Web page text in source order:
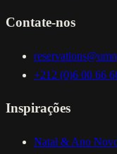
Contate-nos
+212 (0)6 00 66
Inspirações
Natal & Ano